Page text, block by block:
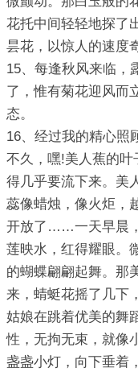
花托中间轻轻地探
昙花，以惊人的速度
15、每逢秋风来临，
了，惟有菊花迎风而
态。
16、经过我的精心照
不久，嘿!美人蕉的
得几乎要流下来。美
蕊像蜡烛，像火炬，
开放了……一天早晨
莲映水，红得耀眼。
的蝴蝶翩翩起舞。那
来，蜻蜓花摇了几下
姑娘在跳着优美的舞
性，无拘无束，就像
盏盏小灯，向下垂着